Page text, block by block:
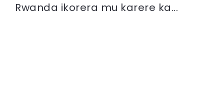
Rwanda ikorera mu karere ka...